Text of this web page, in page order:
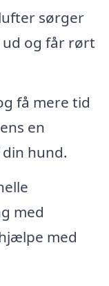
sørger
og får rørt
få mere tid
en
hund.
med
med